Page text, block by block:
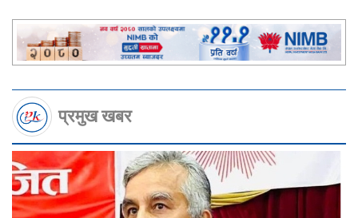
प्रमुख खबर